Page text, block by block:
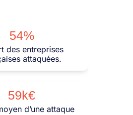
54%
des entreprises
attaquées.
59k€
d’une attaque